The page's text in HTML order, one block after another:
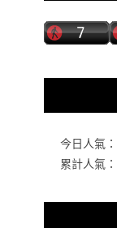
今日人氣：
累計人氣：